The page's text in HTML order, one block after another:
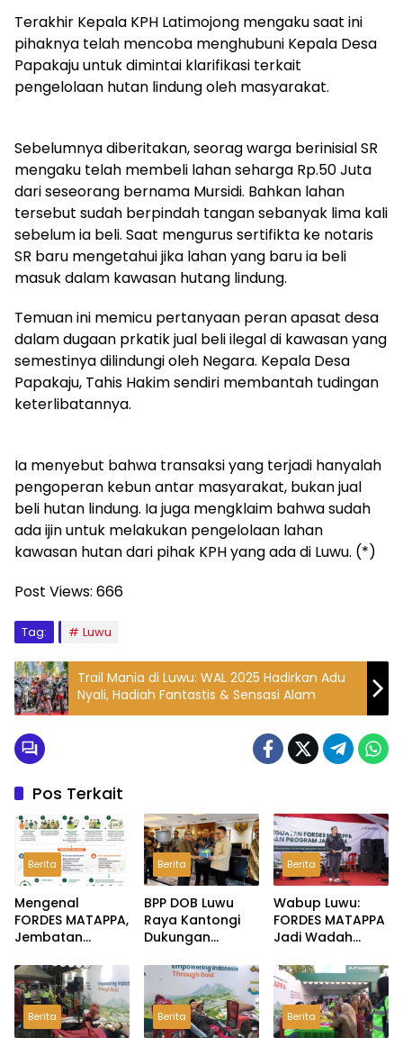
Terakhir Kepala KPH Latimojong mengaku saat ini
pihaknya telah mencoba menghubuni Kepala Desa
Papakaju untuk dimintai klarifikasi terkait
pengelolaan hutan lindung oleh masyarakat.
Sebelumnya diberitakan, seorag warga berinisial SR
mengaku telah membeli lahan seharga Rp.50 Juta
dari seseorang bernama Mursidi. Bahkan lahan
tersebut sudah berpindah tangan sebanyak lima kali
sebelum ia beli. Saat mengurus sertifikta ke notaris
SR baru mengetahui jika lahan yang baru ia beli
masuk dalam kawasan hutang lindung.
Temuan ini memicu pertanyaan peran apasat desa
dalam dugaan prkatik jual beli ilegal di kawasan yang
semestinya dilindungi oleh Negara. Kepala Desa
Papakaju, Tahis Hakim sendiri membantah tudingan
keterlibatannya.
Ia menyebut bahwa transaksi yang terjadi hanyalah
pengoperan kebun antar masyarakat, bukan jual
beli hutan lindung. Ia juga mengklaim bahwa sudah
ada ijin untuk melakukan pengelolaan lahan
kawasan hutan dari pihak KPH yang ada di Luwu. (*)
Post Views: 666
Tag: Luwu
Trail Mania di Luwu: WAL 2025 Hadirkan Adu
Nyali, Hadiah Fantastis & Sensasi Alam
Pos Terkait
Berita
Mengenal
FORDES MATAPPA,
Jembatan
Masyarakat di
Wilayah Lingkar
Tambang Luwu
Berita
BPP DOB Luwu
Raya Kantongi
Dukungan
Pembentukan
Provinsi Dijanjikan
Masuk
Rekomendasi
Berita
Wabup Luwu:
FORDES MATAPPA
Jadi Wadah
Masyarakat
Lingkar Tambang
Berita Berita Berita